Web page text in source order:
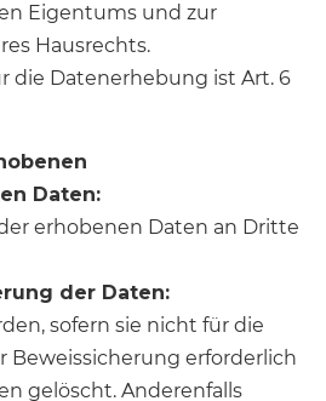
Eigentums und zur
Hausrechts.
die Datenerhebung ist Art. 6
Daten:
erhobenen Daten an Dritte
der Daten:
sofern sie nicht für die
Beweissicherung erforderlich
gelöscht. Anderenfalls